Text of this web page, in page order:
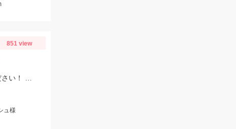
851 view
ュ様